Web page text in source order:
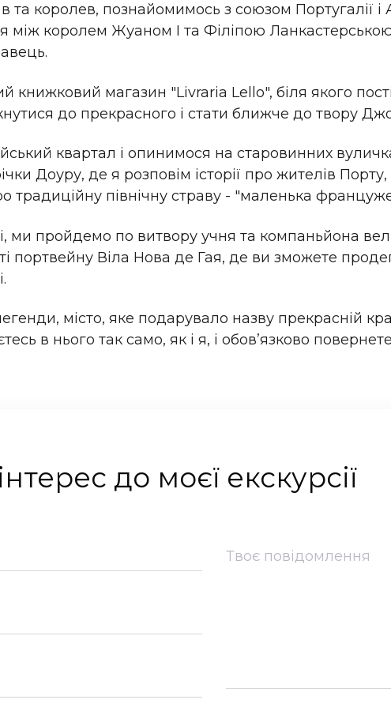
та королев, познайомимось з союзом Португалії і
між королем Жуаном І та Філіпою
книжковий магазин "Livraria Lello", біля якого
до прекрасного і стати ближче до твору
квартал і опинимося на старовинних
Доуру, де я розповім історії про жителів Порту,
традиційну північну страву - "маленька
ми пройдемо по витвору учня та компаньйона
портвейну Віла Нова де Гая, де ви зможете
місто, яке подарувало назву прекрасній
в нього так само, як і я, і обов’язково
до моєї екскурсії